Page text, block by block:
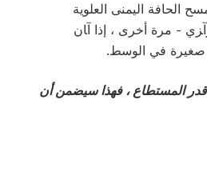
اﻟﺤﺎﻓﺔ اﻟﻴﻤﻨﻰ اﻟﻌﻠﻮﻳﺔ
- ﻣﺮة أﺧﺮى ، إذا آﺎن
ﺻﻐﻴﺮة ﻓﻲ اﻟﻮﺳﻂ.
المستطاع ، فهذا سيضمن أن